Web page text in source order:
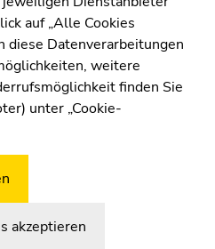
auf „Alle Cookies
diese Datenverarbeitungen
weitere
finden Sie
unter „Cookie-
akzeptieren